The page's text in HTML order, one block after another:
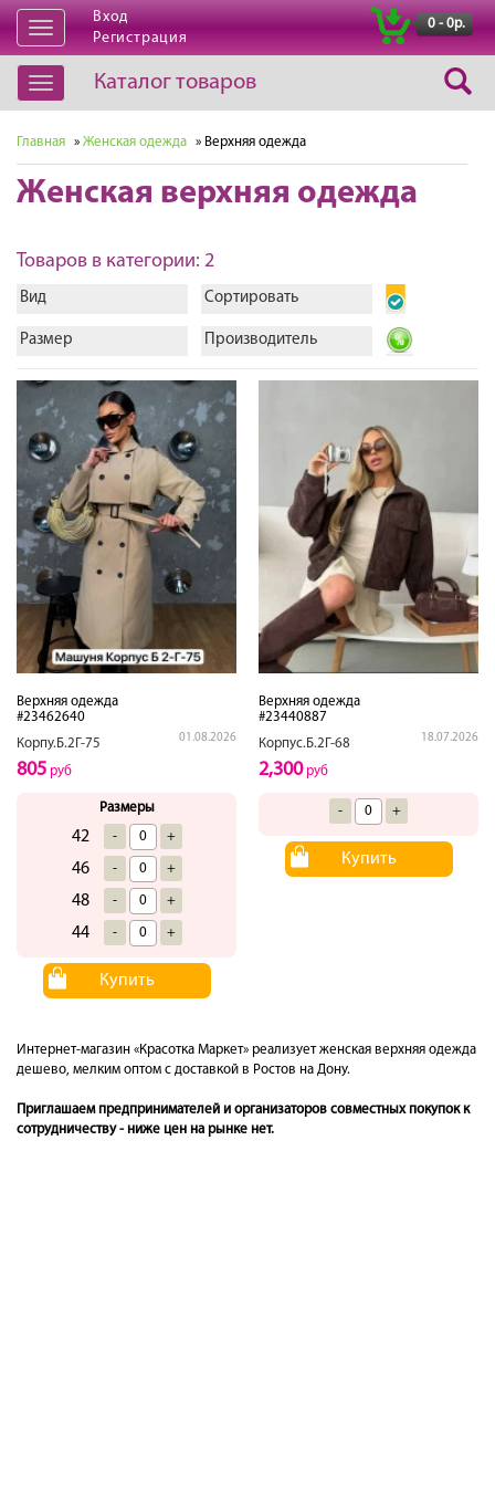
Открыть
навигацию
Вход
Регистрация
0 - 0р.
Открыть
навигацию
Каталог товаров
Главная » Женская одежда » Верхняя одежда
Женская верхняя одежда
Товаров в категории: 2
Вид Сортировать
Размер Производитель
Верхняя одежда
#23462640
Корпу.Б.2Г-75
01.08.2026
805 руб
Размеры
42 - +
46 - +
48 - +
44 - +
Купить
Верхняя одежда
#23440887
Корпус.Б.2Г-68
18.07.2026
2,300руб
- +
Купить
Интернет-магазин «Красотка Маркет» реализует женская верхняя одежда
дешево, мелким оптом с доставкой в Ростов на Дону.
Приглашаем предпринимателей и организаторов совместных покупок к
сотрудничеству - ниже цен на рынке нет.